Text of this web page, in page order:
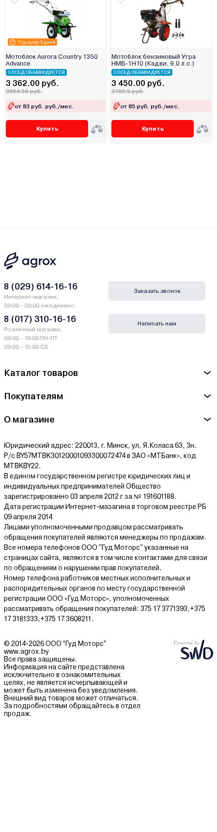
Под заказ 5 дней
Мотоблок Aurora Country 1350
Advance
СОСЕД ОБЗАВИДУЕТСЯ
3 362.00 руб.
3664.58 руб.
от 83 руб. руб./мес.
Купить
Мотоблок бензиновый Угра
НМБ-1Н10 (Кадви, 9.0 л.с.)
СОСЕД ОБЗАВИДУЕТСЯ
3 450.00 руб.
3760.5 руб.
от 85 руб. руб./мес.
Купить
Каталог товаров
Покупателям
О магазине
Юридический адрес: 220013, г. Минск, ул. Я.Коласа 63, 3н.
Р/с BY57MTBK30120001093300072474 в ЗАО «МТБанк», код
MTBKBY22.
В едином государственном регистре юридических лиц и
индивидуальных предпринимателей Общество
зарегистрированно 03 апреля 2012 г за № 191601188.
Дата регистрации Интернет-мазагина в торговом реестре РБ
09 апреля 2014
Лицами уполномоченными продавцом рассматривать
обращения покупателей являются менеджеры по продажам.
Все номера телефонов ООО "Гуд Моторс" указанные на
страницах сайта, являются в том числе контактами для связи
по обращениям о нарушении прав покупателей.
Номер телефона работников местных исполнительных и
распорядительных органов по месту государственной
регистрации ООО «Гуд Моторс», уполномоченных
рассматривать обращения покупателей: 375 17 3771393,+375
17 3181333,+375 17 3608211.
8 (029) 614-16-16
Интернет-магазин,
09:00 - 20:00 ежедневно
8 (017) 310-16-16
Розничный магазин,
09:00 - 19:00 ПН-ПТ
09:00 - 15:00 СБ
Заказать звонок
Написать нам
© 2014-2026 ООО “Гуд Моторс”
www.agrox.by
Все права защищены.
Информация на сайте представлена
исключительно в ознакомительных
целях, не является исчерпывающей и
может быть изменена без уведомления.
Внешний вид товаров может отличаться.
За подробностями обращайтесь в отдел
продаж.